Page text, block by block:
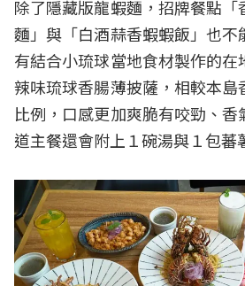
除了隱藏版龍蝦麵，招牌餐點
麵」與「白酒蒜香蝦蝦飯」也不
有結合小琉球當地食材製作的在
辣味琉球香腸薄披薩，相較本島
比例，口感更加爽脆有咬勁、
道主餐還會附上１碗湯與１包蕃